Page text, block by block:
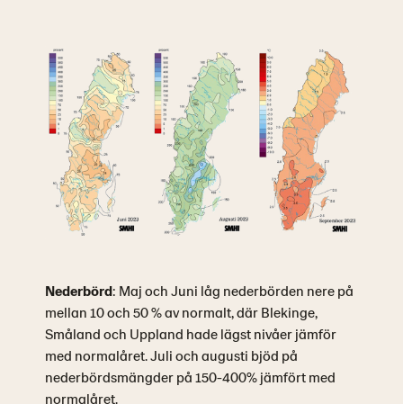
Nederbörd: Maj och Juni låg nederbörden nere på
mellan 10 och 50 % av normalt, där Blekinge,
Småland och Uppland hade lägst nivåer jämför
med normalåret. Juli och augusti bjöd på
nederbördsmängder på 150-400% jämfört med
normalåret.